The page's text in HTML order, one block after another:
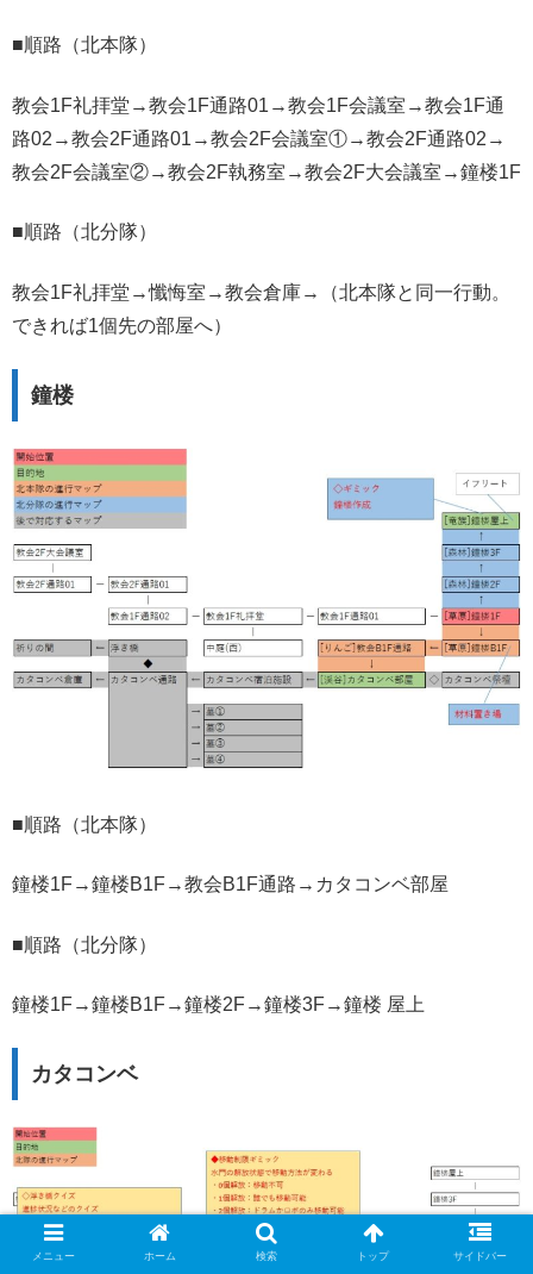
■順路（北本隊）
教会1F礼拝堂→教会1F通路01→教会1F会議室→教会1F通
路02→教会2F通路01→教会2F会議室①→教会2F通路02→
教会2F会議室②→教会2F執務室→教会2F大会議室→鐘楼1F
■順路（北分隊）
教会1F礼拝堂→懺悔室→教会倉庫→（北本隊と同一行動。
できれば1個先の部屋へ）
鐘楼
■順路（北本隊）
鐘楼1F→鐘楼B1F→教会B1F通路→カタコンベ部屋
■順路（北分隊）
鐘楼1F→鐘楼B1F→鐘楼2F→鐘楼3F→鐘楼 屋上
カタコンベ
メニュー ホーム 検索 トップ サイドバー